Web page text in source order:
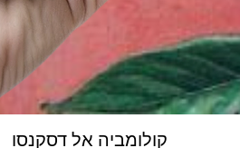
קולומביה אל דסקנסו